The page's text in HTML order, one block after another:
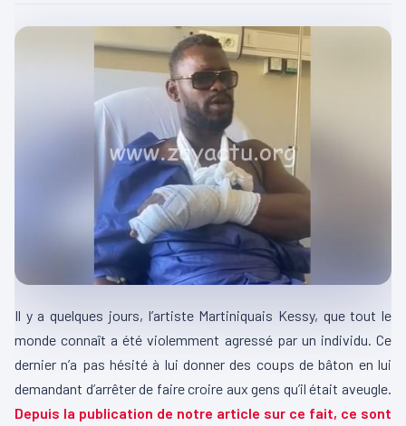
Il y a quelques jours, l’artiste Martiniquais Kessy, que tout le
monde connaît a été violemment agressé par un individu. Ce
dernier n’a pas hésité à lui donner des coups de bâton en lui
demandant d’arrêter de faire croire aux gens qu’il était aveugle.
Depuis la publication de notre article sur ce fait, ce sont